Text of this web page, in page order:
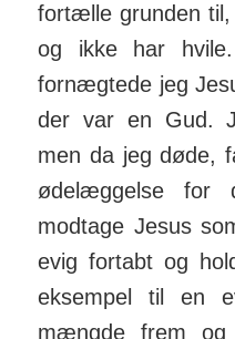
fortælle grunden
og ikke har
fornægtede jeg
der var en Gud.
men da jeg døde,
ødelæggelse for
modtage Jesus
evig fortabt og
eksempel til en
mængde frem og